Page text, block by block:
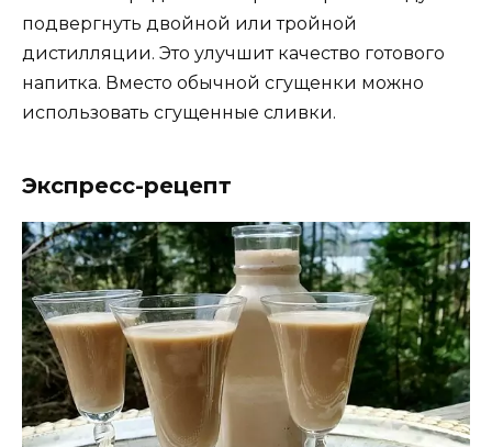
подвергнуть двойной или тройной
дистилляции. Это улучшит качество готового
напитка. Вместо обычной сгущенки можно
использовать сгущенные сливки.
Экспресс-рецепт